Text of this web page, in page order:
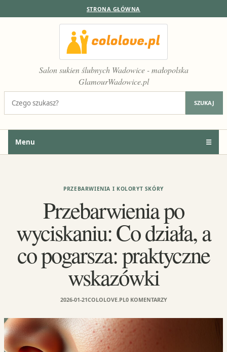
STRONA GŁÓWNA
Salon sukien ślubnych Wadowice - małopolska
GlamourWadowice.pl
SZUKAJ
Menu ☰
PRZEBARWIENIA I KOLORYT SKÓRY
Przebarwienia po
wyciskaniu: Co działa, a
co pogarsza: praktyczne
wskazówki
2026-01-21COLOLOVE.PL0 KOMENTARZY